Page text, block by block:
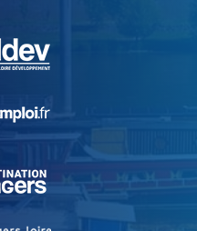
, Ouvre une nouvelle